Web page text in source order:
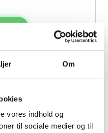
Om
vores indhold og
til sociale medier og til